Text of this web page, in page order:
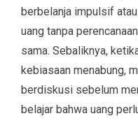
berbelanja impulsif
uang tanpa
sama. Sebaliknya,
kebiasaan menabung,
berdiskusi sebelum
belajar bahwa uang